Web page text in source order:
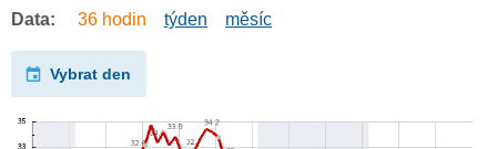
Data: 36 hodin týden měsíc
Vybrat den